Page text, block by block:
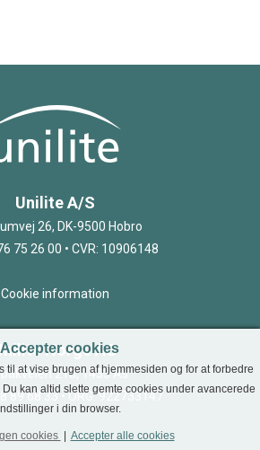
Unilite A/S
26, DK-9500 Hobro
75 26 00 • CVR: 10906148
Cookie information
Unilite Norge AS
213, 1433 Ås
89 68 33 • ORG: 922733147
Accepter cookies
til at vise brugen af hjemmesiden og for at forbedre
kan altid slette gemte cookies under avancerede
i din browser.
cookies Accepter alle cookies